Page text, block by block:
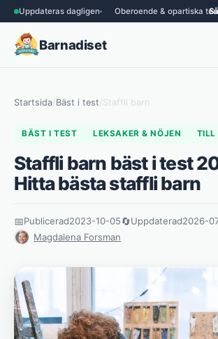
Uppdateras dagligen Oberoende & opartiska
Barnadiset
Startsida/Bäst i test/Staffli barn
BÄST I TEST LEKSAKER & NÖJEN TILL
Staffli barn bäst i test
Hitta bästa staffli barn
📅Publicerad2023-10-05🔄Uppdaterad2026-
Magdalena Forsman